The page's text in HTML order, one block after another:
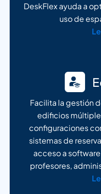
DeskFlex ayuda a
uso de
Facilita la gestión
edificios
configuraciones
sistemas de
acceso a
profesores,